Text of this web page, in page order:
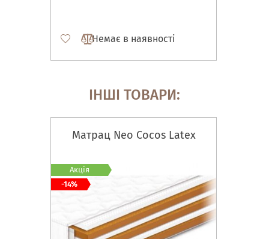
Немає в наявності
ІНШІ ТОВАРИ:
Матрац Neo Cocos Latex
Акція
-14%